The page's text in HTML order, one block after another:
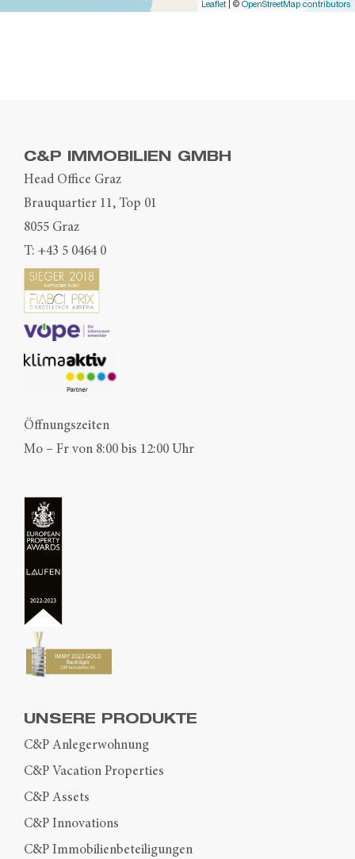
Leaflet| © OpenStreetMap contributors
C&P IMMOBILIEN GMBH
Head Office Graz
Brauquartier 11, Top 01
8055 Graz
T: +43 5 0464 0
Öffnungszeiten
Mo – Fr von 8:00 bis 12:00 Uhr
UNSERE PRODUKTE
C&P Anlegerwohnung
C&P Vacation Properties
C&P Assets
C&P Innovations
C&P Immobilienbeteiligungen